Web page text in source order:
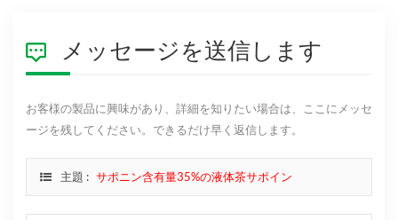
メッセージを送信します
お客様の製品に興味があり、詳細を知りたい場合は、ここにメッセ
ージを残してください。できるだけ早く返信します。
主題 : サポニン含有量35%の液体茶サポイン